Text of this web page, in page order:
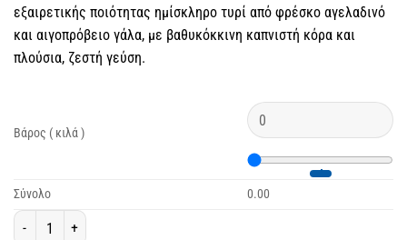
εξαιρετικής ποιότητας ημίσκληρο τυρί από φρέσκο αγελαδινό
και αιγοπρόβειο γάλα, με βαθυκόκκινη καπνιστή κόρα και
πλούσια, ζεστή γεύση.
Βάρος ( κιλά )
Σύνολο
0.00
Καπνιστό Τυρί Θεσσαλονίκης Νεοχωρούδας ποσότητα